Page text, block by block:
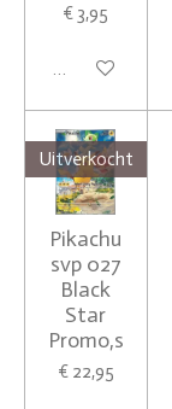
€ 3,95
In winkelwagen
Uitverkocht
Pikachu
svp 027
Black
Star
Promo,s
€ 22,95